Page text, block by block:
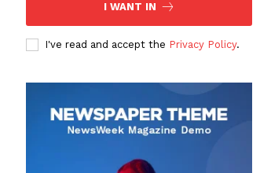
I WANT IN
I've read and accept the Privacy Policy.